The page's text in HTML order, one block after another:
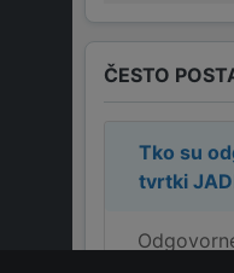
ČESTO
Tko su
tvrtki